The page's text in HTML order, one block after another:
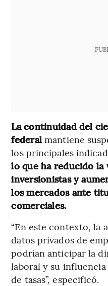
La continuidad del
federal mantiene
los principales
lo que ha reducido la
inversionistas y
los mercados ante
comerciales.
“En este contexto, la
datos privados de
podrían anticipar la
laboral y su
de tasas”, especificó.